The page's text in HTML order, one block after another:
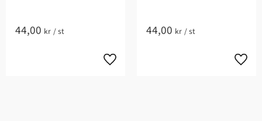
44,00 kr /st 44,00 kr /st